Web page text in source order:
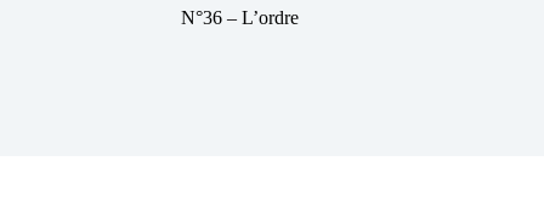
N°36 – L’ordre